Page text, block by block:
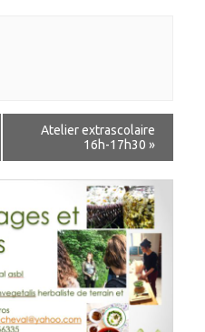
CHEVAL
Atelier extrascolaire
16h-17h30 »